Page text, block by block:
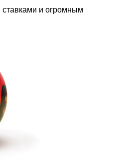
и огромным